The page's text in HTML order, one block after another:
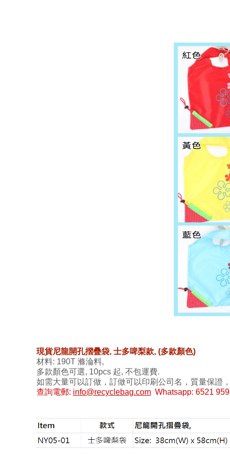
現貨尼龍開孔摺疊袋, 士多啤梨款, (多款顏色)
材料: 190T 滌淪料,
多款顏色可選, 10pcs 起, 不包運費.
如需大量可以訂做，訂做可以印刷公司名，質量保證
查詢電郵: info@recyclebag.com Whatsapp: 6521